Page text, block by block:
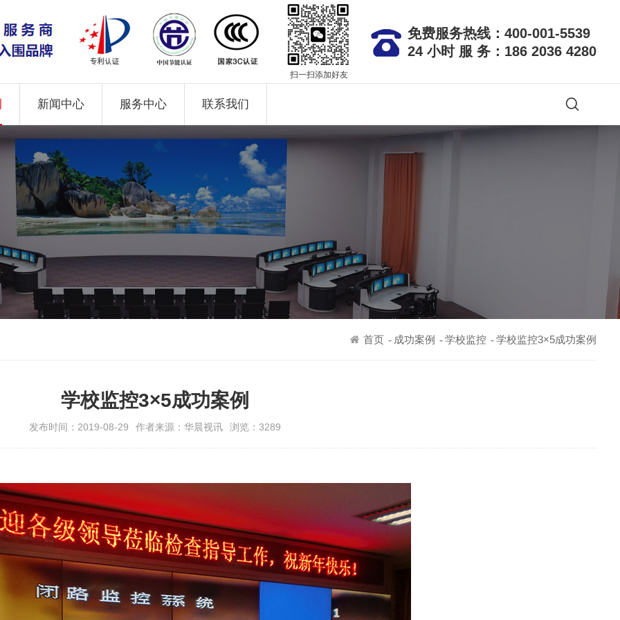
免费服务热线：400-001-5539
24 小时 服 务：186 2036 4280
扫一扫添加好友
新闻中心 服务中心 联系我们
首页 - 成功案例 - 学校监控 - 学校监控3×5成功案例
学校监控3×5成功案例
发布时间：2019-08-29 作者来源：华晨视讯 浏览：3289